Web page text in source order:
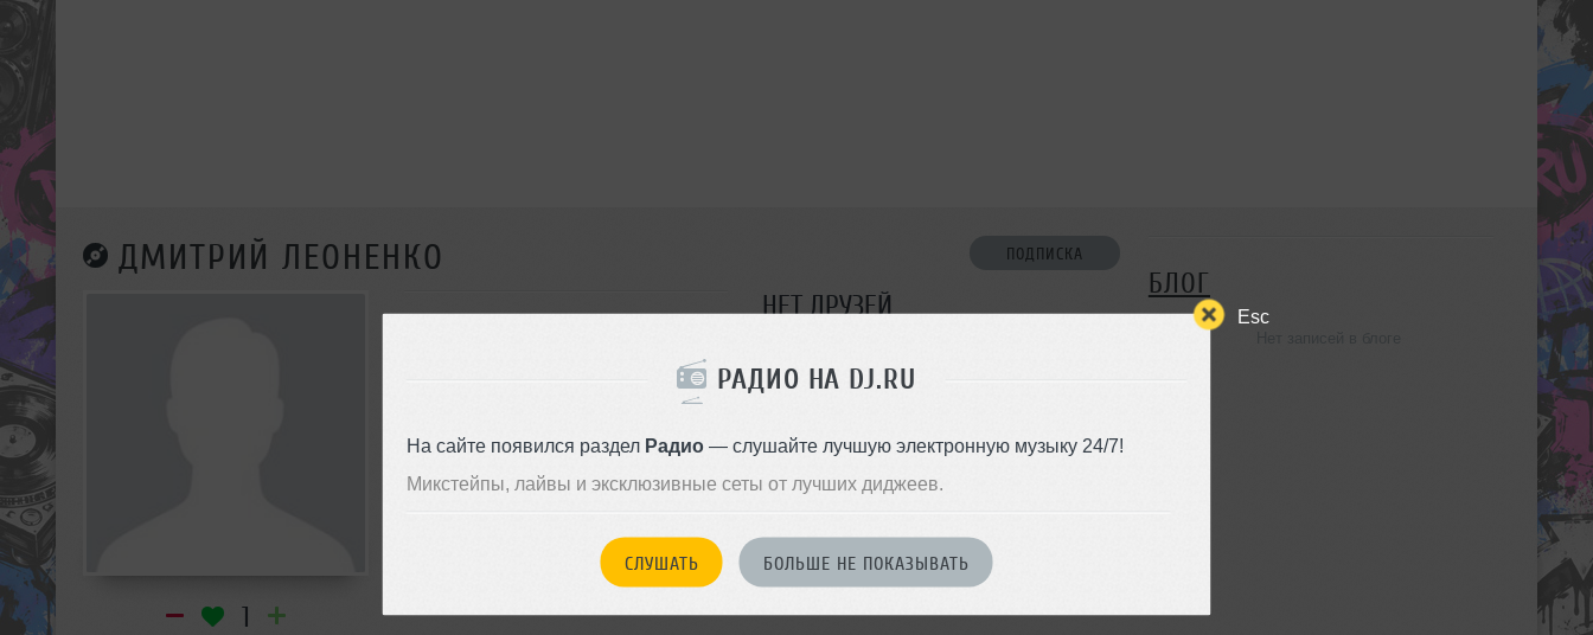
Esc
РАДИО НА DJ.RU
На сайте появился раздел Радио— слушайте лучшую электронную музыку 24/7!
Микстейпы, лайвы и эксклюзивные сеты от лучших диджеев.
СЛУШАТЬ БОЛЬШЕ НЕ ПОКАЗЫВАТЬ
ДМИТРИЙ ЛЕОНЕНКО ПОДПИСКА
1
НЕТ ДРУЗЕЙ
БЛОГ